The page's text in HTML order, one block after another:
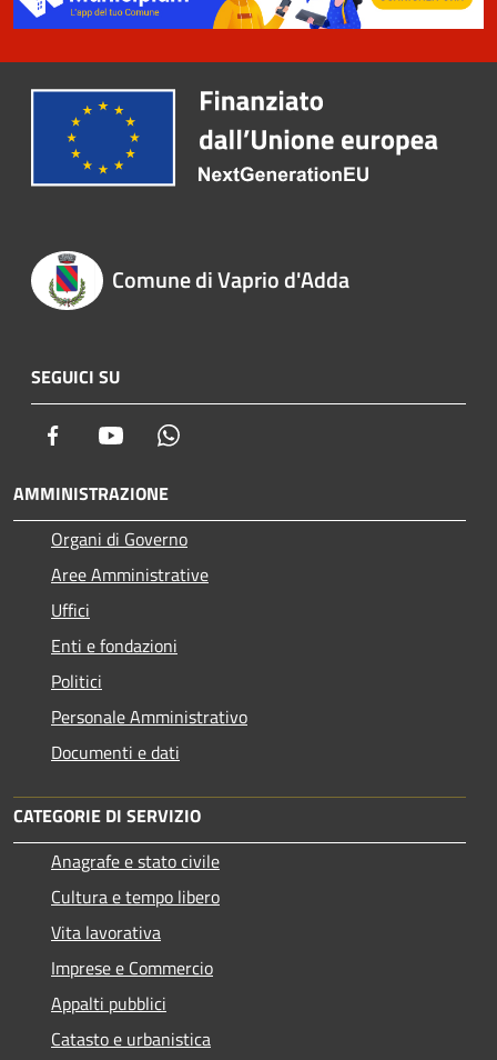
Comune di Vaprio d'Adda
SEGUICI SU
Facebook Youtube
AMMINISTRAZIONE
Organi di Governo
Aree Amministrative
Uffici
Enti e fondazioni
Politici
Personale Amministrativo
Documenti e dati
CATEGORIE DI SERVIZIO
Anagrafe e stato civile
Cultura e tempo libero
Vita lavorativa
Imprese e Commercio
Appalti pubblici
Catasto e urbanistica